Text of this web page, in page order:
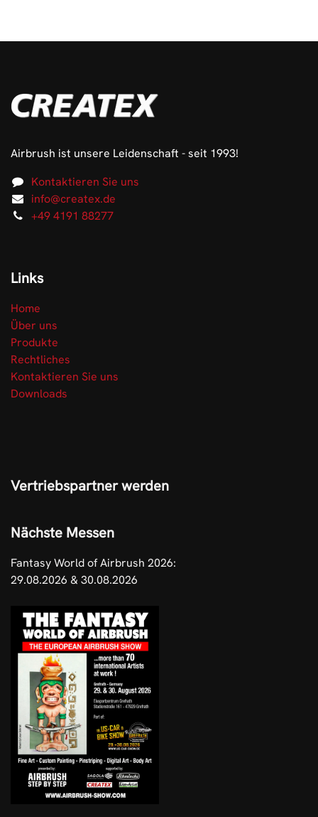
Airbrush ist unsere Leidenschaft - seit 1993!
Kontaktieren Sie uns
info@createx.de
+49 4191 88277
Links
Home
Über uns
Produkte
Rechtliches
Kontaktieren Sie uns
Downloads
Vertriebspartner werden
Nächste Messen
Fantasy World of Airbrush 2026:
29.08.2026 & 30.08.2026